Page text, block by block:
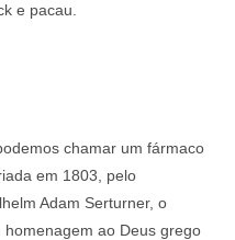
e pacau.
chamar um fármaco
em 1803, pelo
Adam Serturner, o
ao Deus grego